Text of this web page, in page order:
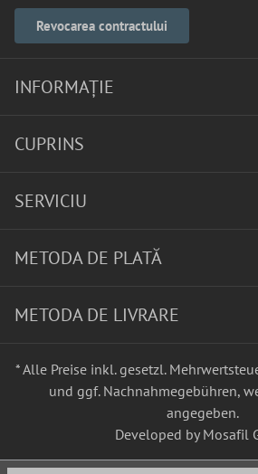
Revocarea contractului
INFORMAȚIE
CUPRINS
SERVICIU
METODA DE PLATĂ
METODA DE LIVRARE
* Alle Preise inkl. gesetzl.
und ggf. Nachnahmegebühren,
angegeben.
Developed by Mosafil